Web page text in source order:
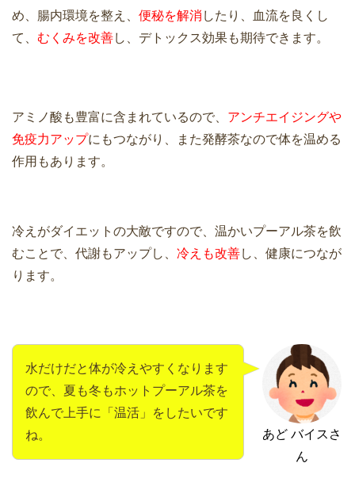
め、腸内環境を整え、 便秘を解消 したり、血流を良くし
て、 むくみを改善し、デトックス効果も期待できます。
アミノ酸も豊富に含まれているので、 アンチエイジングや
免疫力アップにもつながり、また発酵茶なので体を温める
作用もあります。
冷えがダイエットの大敵ですので、温かいプーアル茶を飲
むことで、代謝もアップし、 冷えも改善し、健康につなが
ります。
あど バイスさ
ん
水だけだと体が冷えやすくなります
ので、夏も冬もホットプーアル茶を
飲んで上手に「温活」をしたいです
ね。